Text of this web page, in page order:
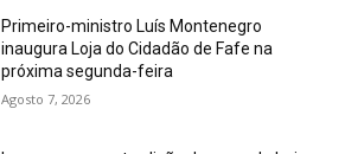
Primeiro-ministro Luís Montenegro
inaugura Loja do Cidadão de Fafe na
próxima segunda-feira
Agosto 7, 2026